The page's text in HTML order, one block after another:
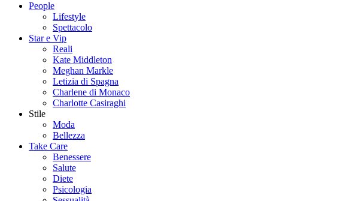
People
Lifestyle
Spettacolo
Star e Vip
Reali
Kate Middleton
Meghan Markle
Letizia di Spagna
Charlene di Monaco
Charlotte Casiraghi
Stile
Moda
Bellezza
Take Care
Benessere
Salute
Diete
Psicologia